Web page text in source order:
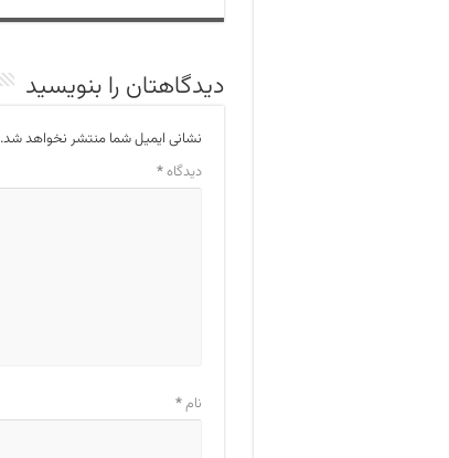
دیدگاهتان را بنویسید
نشانی ایمیل شما منتشر نخواهد شد.
دیدگاه*
نام*